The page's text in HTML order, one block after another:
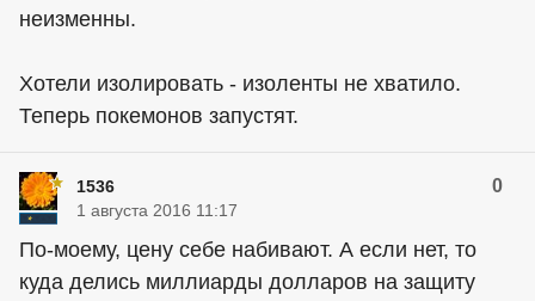
неизменны.
Хотели изолировать - изоленты не хватило.
Теперь покемонов запустят.
1536 0
1 августа 2016 11:17
По-моему, цену себе набивают. А если нет, то
куда делись миллиарды долларов на защиту